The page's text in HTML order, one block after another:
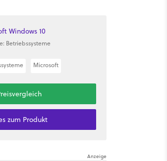
Windows 10
Betriebssysteme
Microsoft
zum Produkt